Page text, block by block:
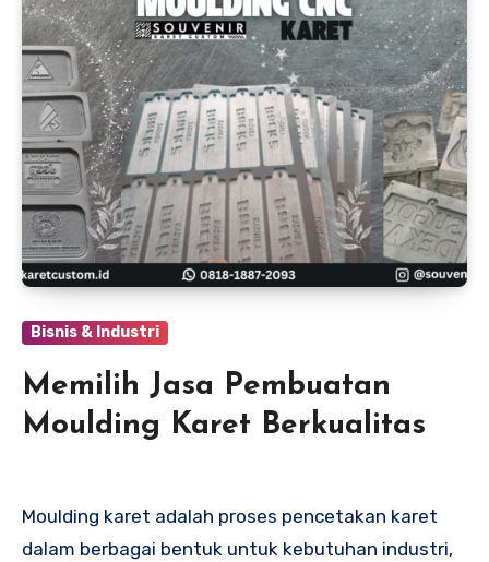
Bisnis & Industri
Memilih Jasa Pembuatan
Moulding Karet Berkualitas
Moulding karet adalah proses pencetakan karet
dalam berbagai bentuk untuk kebutuhan industri,